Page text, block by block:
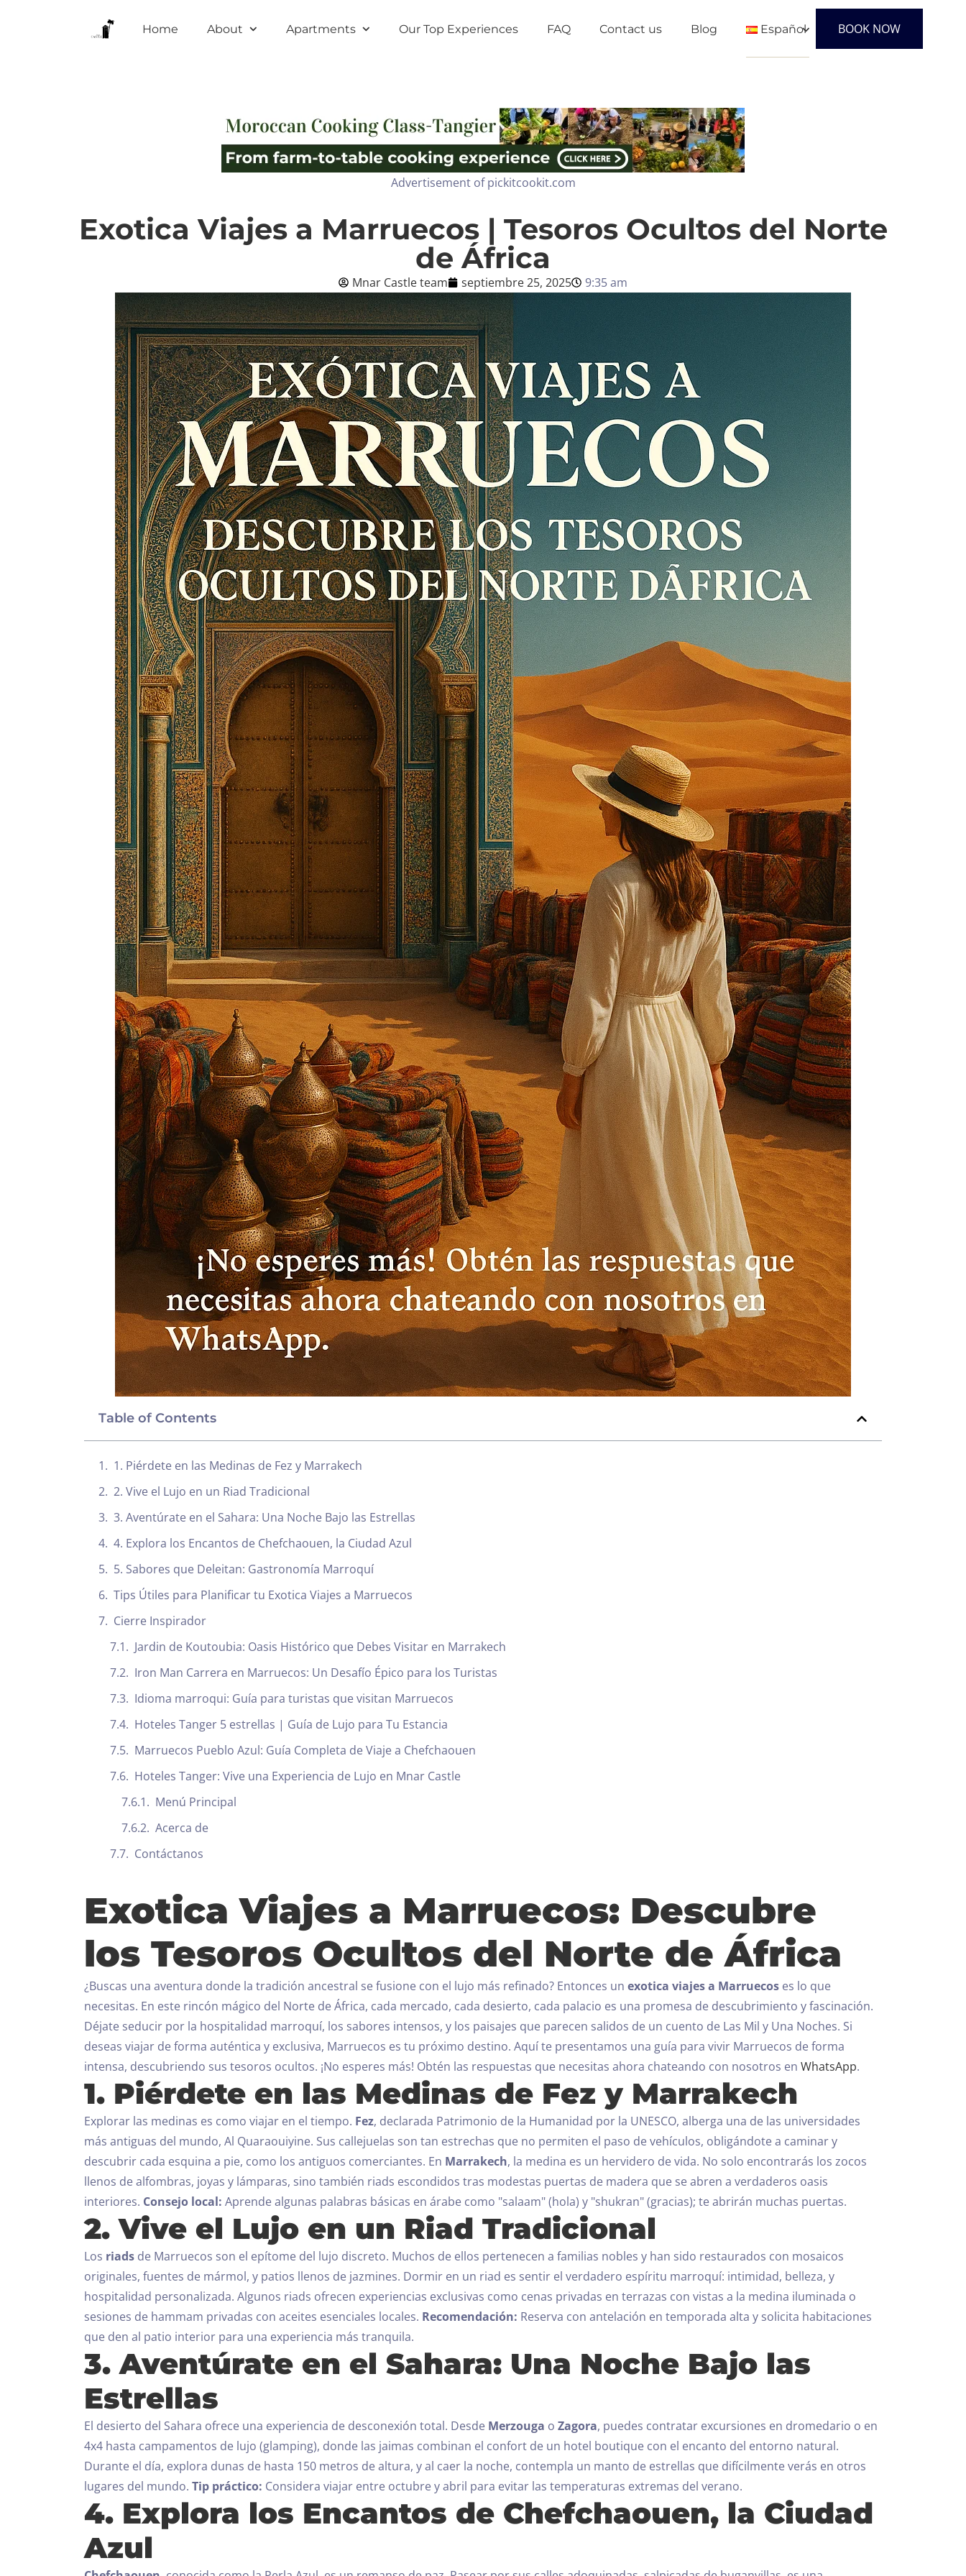
Home About Apartments Our Top Experiences FAQ Contact us Blog Español BOOK NOW
Advertisement of pickitcookit.com
Exotica Viajes a Marruecos | Tesoros Ocultos del Norte
de África
Mnar Castle team septiembre 25, 2025 9:35 am
Table of Contents
1. Piérdete en las Medinas de Fez y Marrakech
2. Vive el Lujo en un Riad Tradicional
3. Aventúrate en el Sahara: Una Noche Bajo las Estrellas
4. Explora los Encantos de Chefchaouen, la Ciudad Azul
5. Sabores que Deleitan: Gastronomía Marroquí
Tips Útiles para Planificar tu Exotica Viajes a Marruecos
Cierre Inspirador
Jardin de Koutoubia: Oasis Histórico que Debes Visitar en Marrakech
Iron Man Carrera en Marruecos: Un Desafío Épico para los Turistas
Idioma marroqui: Guía para turistas que visitan Marruecos
Hoteles Tanger 5 estrellas | Guía de Lujo para Tu Estancia
Marruecos Pueblo Azul: Guía Completa de Viaje a Chefchaouen
Hoteles Tanger: Vive una Experiencia de Lujo en Mnar Castle
Menú Principal
Acerca de
Contáctanos
Exotica Viajes a Marruecos: Descubre
los Tesoros Ocultos del Norte de África
¿Buscas una aventura donde la tradición ancestral se fusione con el lujo más refinado? Entonces un exotica viajes a Marruecos es lo que
necesitas. En este rincón mágico del Norte de África, cada mercado, cada desierto, cada palacio es una promesa de descubrimiento y fascinación.
Déjate seducir por la hospitalidad marroquí, los sabores intensos, y los paisajes que parecen salidos de un cuento de Las Mil y Una Noches. Si
deseas viajar de forma auténtica y exclusiva, Marruecos es tu próximo destino. Aquí te presentamos una guía para vivir Marruecos de forma
intensa, descubriendo sus tesoros ocultos. ¡No esperes más! Obtén las respuestas que necesitas ahora chateando con nosotros en WhatsApp.
1. Piérdete en las Medinas de Fez y Marrakech
Explorar las medinas es como viajar en el tiempo. Fez, declarada Patrimonio de la Humanidad por la UNESCO, alberga una de las universidades
más antiguas del mundo, Al Quaraouiyine. Sus callejuelas son tan estrechas que no permiten el paso de vehículos, obligándote a caminar y
descubrir cada esquina a pie, como los antiguos comerciantes. En Marrakech, la medina es un hervidero de vida. No solo encontrarás los zocos
llenos de alfombras, joyas y lámparas, sino también riads escondidos tras modestas puertas de madera que se abren a verdaderos oasis
interiores. Consejo local: Aprende algunas palabras básicas en árabe como "salaam" (hola) y "shukran" (gracias); te abrirán muchas puertas.
2. Vive el Lujo en un Riad Tradicional
Los riads de Marruecos son el epítome del lujo discreto. Muchos de ellos pertenecen a familias nobles y han sido restaurados con mosaicos
originales, fuentes de mármol, y patios llenos de jazmines. Dormir en un riad es sentir el verdadero espíritu marroquí: intimidad, belleza, y
hospitalidad personalizada. Algunos riads ofrecen experiencias exclusivas como cenas privadas en terrazas con vistas a la medina iluminada o
sesiones de hammam privadas con aceites esenciales locales. Recomendación: Reserva con antelación en temporada alta y solicita habitaciones
que den al patio interior para una experiencia más tranquila.
3. Aventúrate en el Sahara: Una Noche Bajo las
Estrellas
El desierto del Sahara ofrece una experiencia de desconexión total. Desde Merzouga o Zagora, puedes contratar excursiones en dromedario o en
4x4 hasta campamentos de lujo (glamping), donde las jaimas combinan el confort de un hotel boutique con el encanto del entorno natural.
Durante el día, explora dunas de hasta 150 metros de altura, y al caer la noche, contempla un manto de estrellas que difícilmente verás en otros
lugares del mundo. Tip práctico: Considera viajar entre octubre y abril para evitar las temperaturas extremas del verano.
4. Explora los Encantos de Chefchaouen, la Ciudad
Azul
Día de llegada
BUSCAR